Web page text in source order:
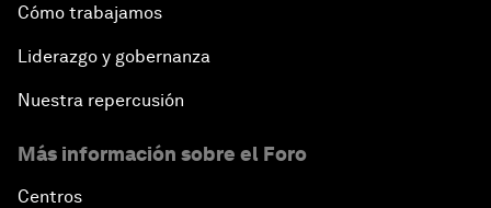
Cómo trabajamos
Liderazgo y gobernanza
Nuestra repercusión
Más información sobre el Foro
Centros